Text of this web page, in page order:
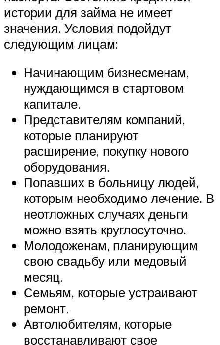
истории для займа не имеет
значения. Условия подойдут
следующим лицам:
Начинающим бизнесменам,
нуждающимся в стартовом
капитале.
Представителям компаний,
которые планируют
расширение, покупку нового
оборудования.
Попавших в больницу людей,
которым необходимо лечение. В
неотложных случаях деньги
можно взять круглосуточно.
Молодоженам, планирующим
свою свадьбу или медовый
месяц.
Семьям, которые устраивают
ремонт.
Автолюбителям, которые
восстанавливают свое